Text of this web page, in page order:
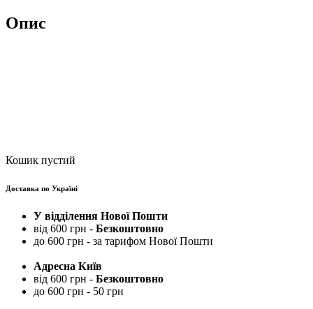
Опис
Кошик пустий
Доставка по Україні
У відділення Нової Пошти
від 600 грн - Безкоштовно
до 600 грн - за тарифом Нової Пошти
Адресна Київ
від 600 грн - Безкоштовно
до 600 грн - 50 грн